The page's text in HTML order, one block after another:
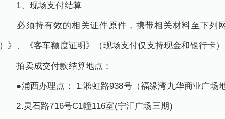
1、现场支付结算
必须持有效的相关证件原件，携带相关材料至下列
》、《客车额度证明》（现场支付仅支持现金和银行卡）
拍卖成交付款结算地点：
●浦西办理点： 1.淞虹路938号（福缘湾九华商业广场地
2.灵石路716号C1幢116室(宁汇广场三期)